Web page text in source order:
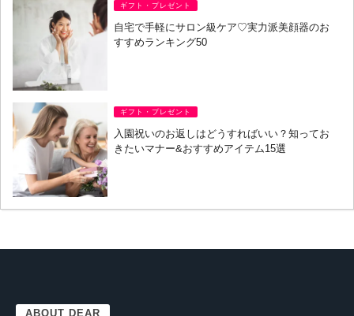
ギフト・プレゼント
自宅で手軽にサロン級ケア♡実力派美顔器のお
すすめランキング50
ギフト・プレゼント
入園祝いのお返しはどうすればいい？知ってお
きたいマナー&おすすめアイテム15選
ABOUT DEAR